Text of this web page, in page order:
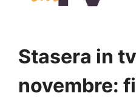
Stasera in
novembre: